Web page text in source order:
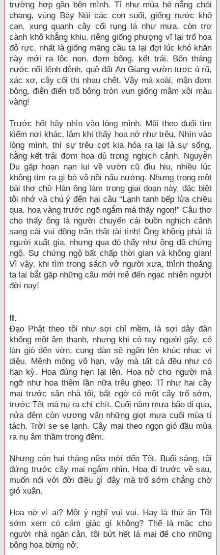
trường hợp gần bên mình. Tỉ như mùa hè nắng chói
chang, vùng Bảy Núi các con suối, giếng nước khô
cạn, xung quanh cây cối rụng lá như mưa, còn trơ
cành khô khẳng khiu, riêng giống phượng vĩ lại trổ hoa
đỏ rực, nhất là giống mãng cầu ta lại đợi lúc khó khăn
này mới ra lộc non, đơm bông, kết trái. Bốn tháng
nước nổi lênh đênh, quê đất An Giang vườn tược ủ rũ,
xác xơ, cây cối thi nhau chết. Vậy mà xoài, mận đơm
bông, điên điển trổ bông tròn vun giống mâm xôi màu
vàng!
Trước hết hãy nhìn vào lòng mình. Mãi theo đuổi tìm
kiếm nơi khác, lắm khi thấy hoa nở như trêu. Nhìn vào
lòng mình, thì sự trêu cợt kia hóa ra lại là sự sống,
hằng kết trái đơm hoa dù trong nghịch cảnh. Nguyễn
Du gặp hoạn nạn lui về vườn cũ đìu hiu, nhiều lúc
không tìm ra gì bỏ vô nồi nấu nướng. Nhưng trong một
bài thơ chữ Hán ông làm trong giai đoạn này, đặc biệt
tôi nhớ và chú ý đến hai câu “Lạnh tanh bếp lửa chiều
qua, hoa vàng trước ngõ ngắm mà thấy ngon!” Câu thơ
cho thấy ông là người chuyển cái buồn nghịch cảnh
sang cái vui đồng trần thật tài tình! Ông không phải là
người xuất gia, nhưng qua đó thấy như ông đã chứng
ngộ. Sự chứng ngộ bất chấp thời gian và không gian!
Vì vậy, khi tìm trong sách vở người xưa, thỉnh thoảng
ta lại bắt gặp những câu mới mẻ đến ngạc nhiên người
đời nay!
II.
Đạo Phật theo tôi như sợi chỉ mềm, là sợi dây đàn
không một âm thanh, nhưng khi có tay người gẩy, có
làn gió đến vờn, cung đàn sẽ ngân lên khúc nhạc vi
diệu. Mênh mông vô hạn, vậy mà tất cả đều như có
hạn kỳ. Hoa đúng hẹn lại lên. Hoa nở cho người mà
ngỡ như hoa thêm lần nữa trêu ghẹo. Tỉ như hai cây
mai trước sân nhà tôi, bất ngờ có một cây trổ sớm,
trước Tết mà nụ ra chi chít. Cuối năm mưa bão đi qua,
nửa đêm còn vương vấn những giọt mưa cuối mùa tí
tách. Trời se se lạnh. Cây mai theo ngọn gió đầu mùa
ra nụ âm thầm trong đêm.
Nhưng còn hai tháng nữa mới đến Tết. Buổi sáng, tôi
đứng trước cây mai ngắm nhìn. Hoa đi trước về sau,
muốn nói với đời điều gì đây mà trổ sớm chẳng chờ
gió xuân.
Hoa nở vì ai? Một ý nghĩ vui vui. Hay là thử ăn Tết
sớm xem có cảm giác gì không? Thế là mặc cho
người nhà ngăn cản, tôi bứt hết lá mai để cho những
bông hoa bừng nở.